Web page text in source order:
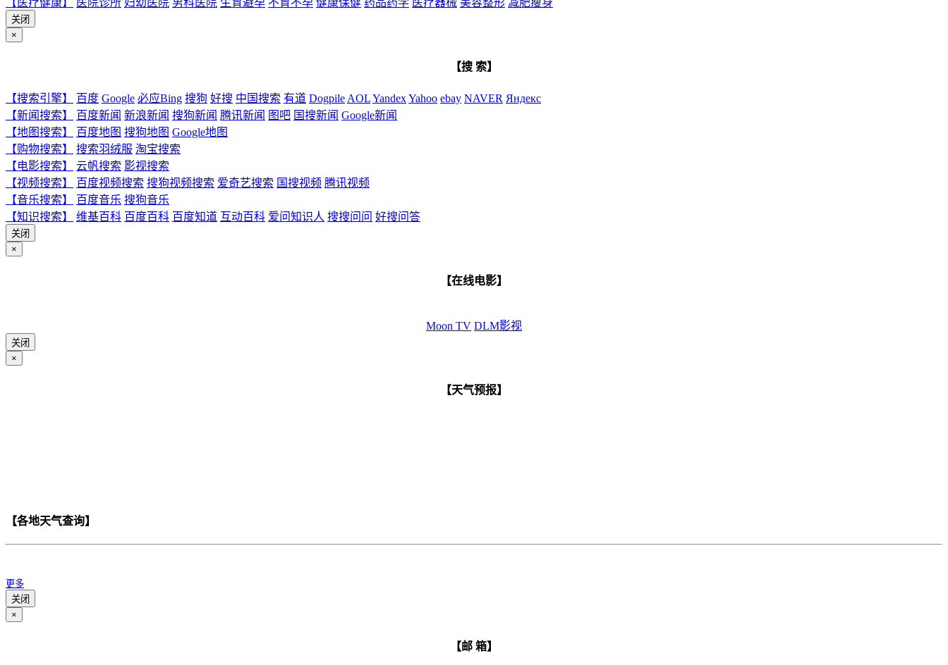
关闭
×
【搜 索】
【搜索引擎】 百度 Google 必应Bing 搜狗 好搜 中国搜索 有道 Dogpile AOLYandexYahoo ebay NAVER Яндекс
【新闻搜索】
百度新闻 新浪新闻 搜狗新闻 腾讯新闻 图吧 国搜新闻 Google新闻
【地图搜索】
百度地图 搜狗地图 Google地图
【购物搜索】
搜索羽绒服 淘宝搜索
【电影搜索】
云帆搜索 影视搜索
【视频搜索】
百度视频搜索 搜狗视频搜索 爱奇艺搜索 国搜视频 腾讯视频
【音乐搜索】
百度音乐 搜狗音乐
【知识搜索】
维基百科 百度百科 百度知道 互动百科 爱问知识人 搜搜问问 好搜问答
关闭
×
【在线电影】
Moon TV DLM影视
关闭
×
【天气预报】
【各地天气查询】
更多
关闭
×
【邮 箱】